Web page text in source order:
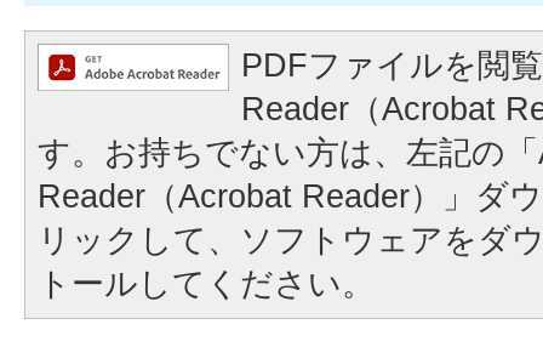
PDFファイルを閲
Reader（Acrobat
す。お持ちでない方は、左記の
Reader（Acrobat Reader）」ダ
リックして、ソフトウェアをダ
トールしてください。